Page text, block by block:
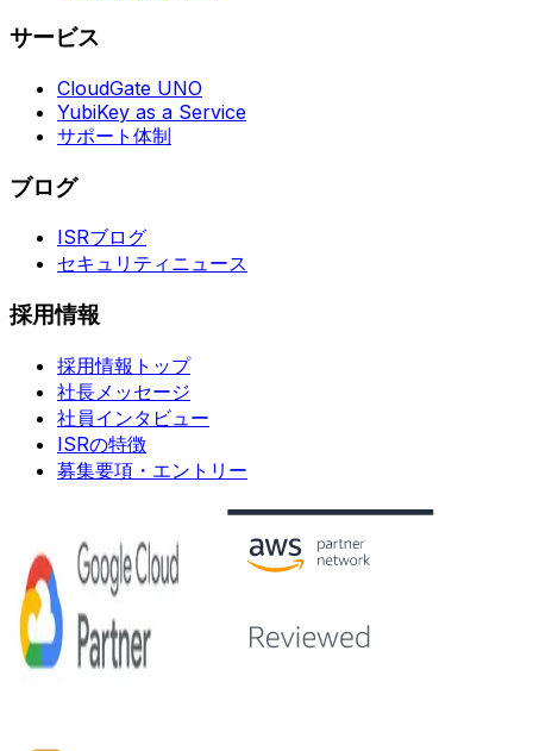
サービス
CloudGate UNO
YubiKey as a Service
サポート体制
ブログ
ISRブログ
セキュリティニュース
採用情報
採用情報トップ
社長メッセージ
社員インタビュー
ISRの特徴
募集要項・エントリー